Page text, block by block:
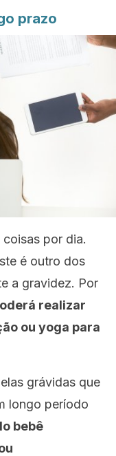
prazo
por dia.
é outro dos
a gravidez. Por
realizar
ou yoga para
grávidas que
longo período
bebê